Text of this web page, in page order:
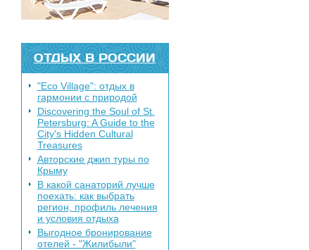
ОТДЫХ В РОССИИ
"Eco Village": отдых в
гармонии с природой
Discovering the Soul of St.
Petersburg: A Guide to the
City's Hidden Cultural
Treasures
Авторские джип туры по
Крыму
В какой санаторий лучше
поехать: как выбрать
регион, профиль лечения
и условия отдыха
Выгодное бронирование
отелей - "Жилибыли"